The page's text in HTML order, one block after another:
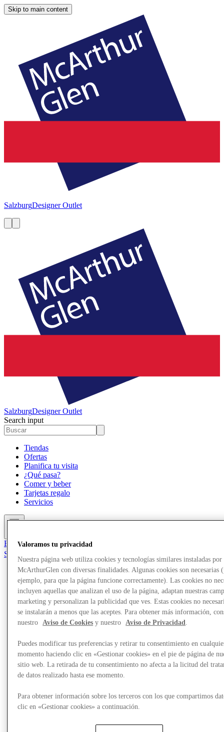
Skip to main content
SalzburgDesigner Outlet
SalzburgDesigner Outlet
Search input
Tiendas
Ofertas
Planifica tu visita
¿Qué pasa?
Comer y beber
Tarjetas regalo
Servicios
El Club
Salvado
es
Tiendas
Ofertas
Planifica tu visita
¿Qué pasa?
Comer y beber
Tarjetas regalo
Más
Valoramos tu privacidad
Nuestra página web utiliza cookies y tecnologías similares instaladas por
McArthurGlen con diversas finalidades. Algunas cookies son necesarias
ejemplo, para que la página funcione correctamente). Las cookies no
incluyen aquellas que analizan el uso de la página, adaptan nuestras
marketing y personalizan la publicidad que ves. Estas cookies no
se instalarán a menos que las aceptes. Para obtener más información,
nuestro
Aviso de Cookies y nuestro Aviso de Privacidad
Puedes modificar tus preferencias y retirar tu consentimiento en
momento haciendo clic en «Gestionar cookies» en el pie de página de
sitio web. La retirada de tu consentimiento no afecta a la licitud del
de datos realizado hasta ese momento.
Para obtener información sobre los terceros con los que compartimos
clic en «Gestionar cookies» a continuación.